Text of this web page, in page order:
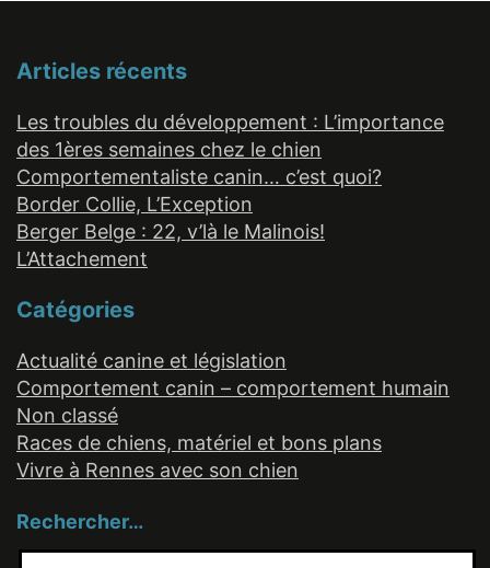
Articles récents
Les troubles du développement : L’importance
des 1ères semaines chez le chien
Comportementaliste canin… c’est quoi?
Border Collie, L’Exception
Berger Belge : 22, v’là le Malinois!
L’Attachement
Catégories
Actualité canine et législation
Comportement canin – comportement humain
Non classé
Races de chiens, matériel et bons plans
Vivre à Rennes avec son chien
Rechercher…